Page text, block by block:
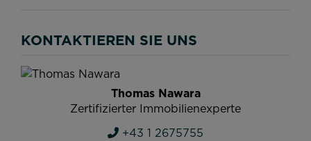
KONTAKTIEREN SIE UNS
Thomas Nawara
Zertifizierter Immobilienexperte
+43 1 2675755